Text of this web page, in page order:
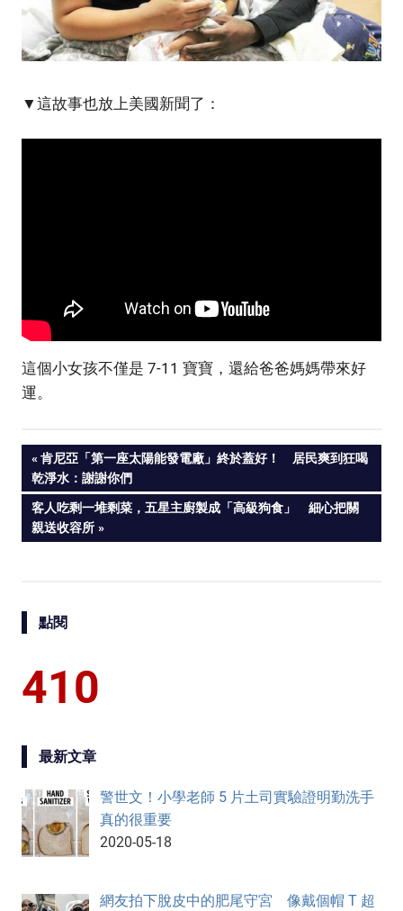
▼這故事也放上美國新聞了：
這個小女孩不僅是 7-11 寶寶，還給爸爸媽媽帶來好
運。
Post
navigation
PREVIOUS
POST:
肯尼亞「第一座太陽能發電廠」終於蓋好！ 居民爽到狂喝
乾淨水：謝謝你們
NEXT
POST:
客人吃剩一堆剩菜，五星主廚製成「高級狗食」 細心把關
親送收容所
點閱
410
最新文章
警世文！小學老師 5 片土司實驗證明勤洗手
真的很重要
2020-05-18
網友拍下脫皮中的肥尾守宮 像戴個帽 T 超